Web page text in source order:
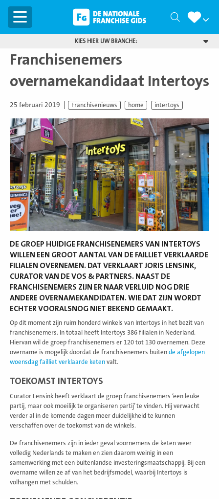
Menu Zoeken
KIES HIER UW BRANCHE:
Franchisenemers
overnamekandidaat Intertoys
25 februari 2019 Franchisenieuws home intertoys
DE GROEP HUIDIGE FRANCHISENEMERS VAN INTERTOYS
WILLEN EEN GROOT AANTAL VAN DE FAILLIET VERKLAARDE
FILIALEN OVERNEMEN. DAT VERKLAART JORIS LENSINK,
CURATOR VAN DE VOS & PARTNERS. NAAST DE
FRANCHISENEMERS ZIJN ER NAAR VERLUID NOG DRIE
ANDERE OVERNAMEKANDIDATEN. WIE DAT ZIJN WORDT
ECHTER VOORALSNOG NIET BEKEND GEMAAKT.
Op dit moment zijn ruim honderd winkels van Intertoys in het bezit van
franchisenemers. In totaal heeft Intertoys 386 filialen in Nederland.
Hiervan wil de groep franchisenemers er 120 tot 130 overnemen. Deze
overname is mogelijk doordat de franchisenemers buiten de afgelopen
woensdag failliet verklaarde keten valt.
TOEKOMST INTERTOYS
Curator Lensink heeft verklaart de groep franchisenemers ‘een leuke
partij, maar ook moeilijk te organiseren partij’ te vinden. Hij verwacht
verder al in de komende dagen meer duidelijkheid te kunnen
verschaffen over de toekomst van de winkels.
De franchisenemers zijn in ieder geval voornemens de keten weer
volledig Nederlands te maken en zien daarom weinig in een
samenwerking met een buitenlandse investeringsmaatschappij. Bij een
overname willen ze af van het bedrijfsmodel, waarbij Intertoys is
volhangen met schulden.